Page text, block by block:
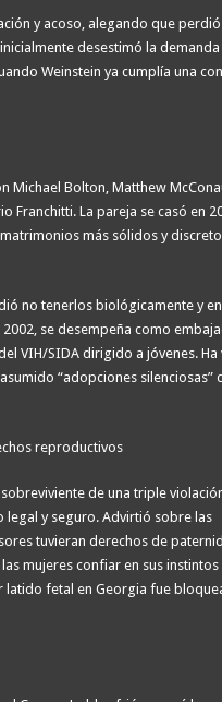
y acoso, alegando que perdió
desestimó la
Weinstein ya cumplía una
Michael Bolton, Matthew
Franchitti. La pareja se casó en
más sólidos y
no tenerlos biológicamente y
se desempeña como
VIH/SIDA dirigido a jóvenes. Ha
“adopciones silenciosas”
reproductivos
de una triple
legal y seguro. Advirtió sobre las
tuvieran derechos de
mujeres confiar en sus instintos
latido fetal en Georgia fue